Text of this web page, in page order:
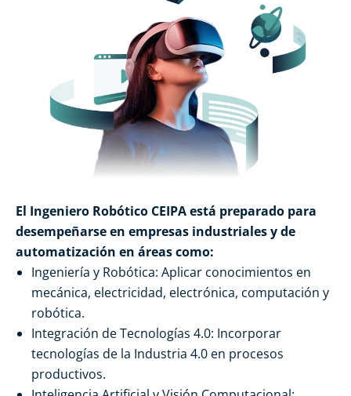
El Ingeniero Robótico CEIPA está preparado para
desempeñarse en empresas industriales y de
automatización en áreas como:
Ingeniería y Robótica: Aplicar conocimientos en
mecánica, electricidad, electrónica, computación y
robótica.
Integración de Tecnologías 4.0: Incorporar
tecnologías de la Industria 4.0 en procesos
productivos.